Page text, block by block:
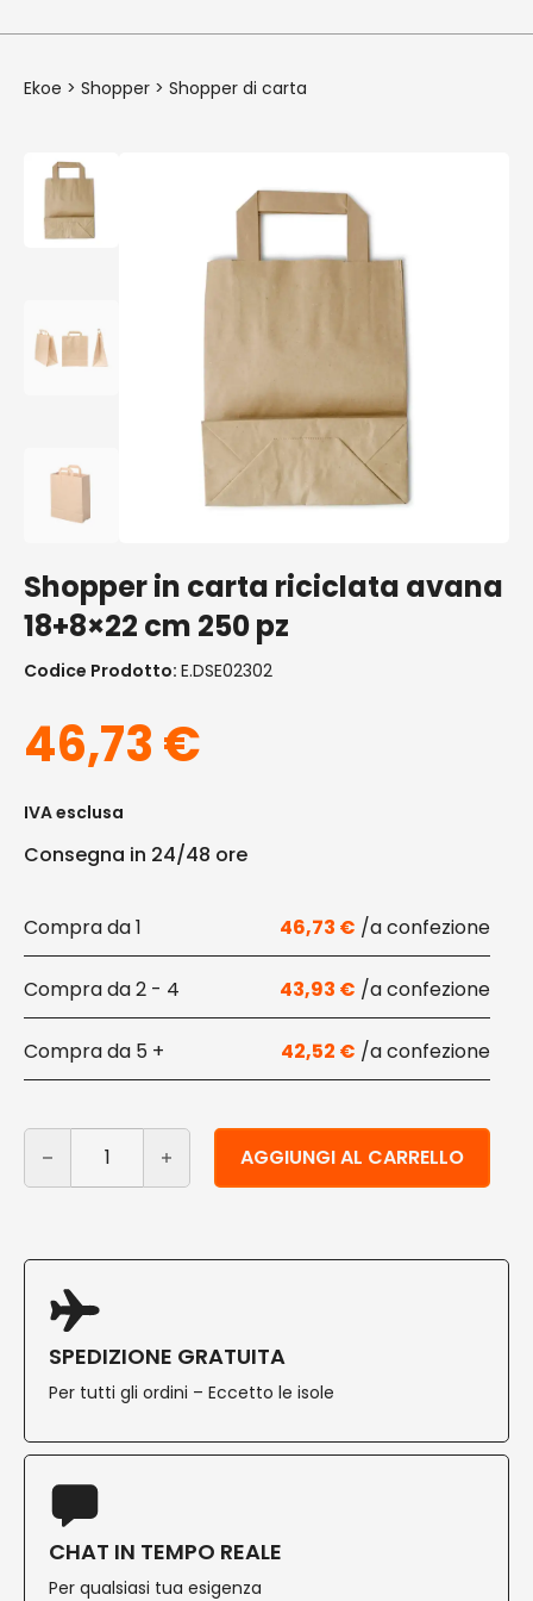
Ekoe > Shopper > Shopper di carta
Shopper in carta riciclata avana
18+8×22 cm 250 pz
Codice Prodotto: E.DSE02302
46,73€
IVA esclusa
Consegna in 24/48 ore
1 46,73 €
2 - 4 43,93 €
5 + 42,52 €
Shopper in carta riciclata avana 18+8x22 cm 250 pz
AGGIUNGI AL CARRELLO
Alternative:
SPEDIZIONE GRATUITA
Per tutti gli ordini – Eccetto le isole
CHAT IN TEMPO REALE
Per qualsiasi tua esigenza